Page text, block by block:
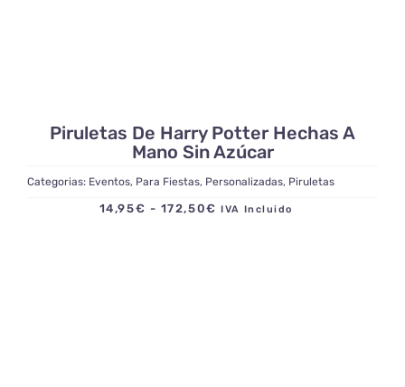
Piruletas De Harry Potter Hechas A
Mano Sin Azúcar
Categorias: Eventos, Para Fiestas, Personalizadas, Piruletas
14,95€ - 172,50€ Rango
IVA Incluido